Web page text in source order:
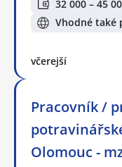
32 000 – 45
Vhodné také
včerejší
Pracovník /
Olomouc -